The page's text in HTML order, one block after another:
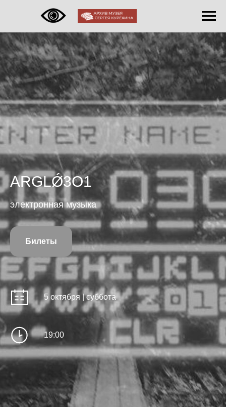
ARGLǾ3O1
электронная музыка
Билеты
5 октября | суббота
19:00